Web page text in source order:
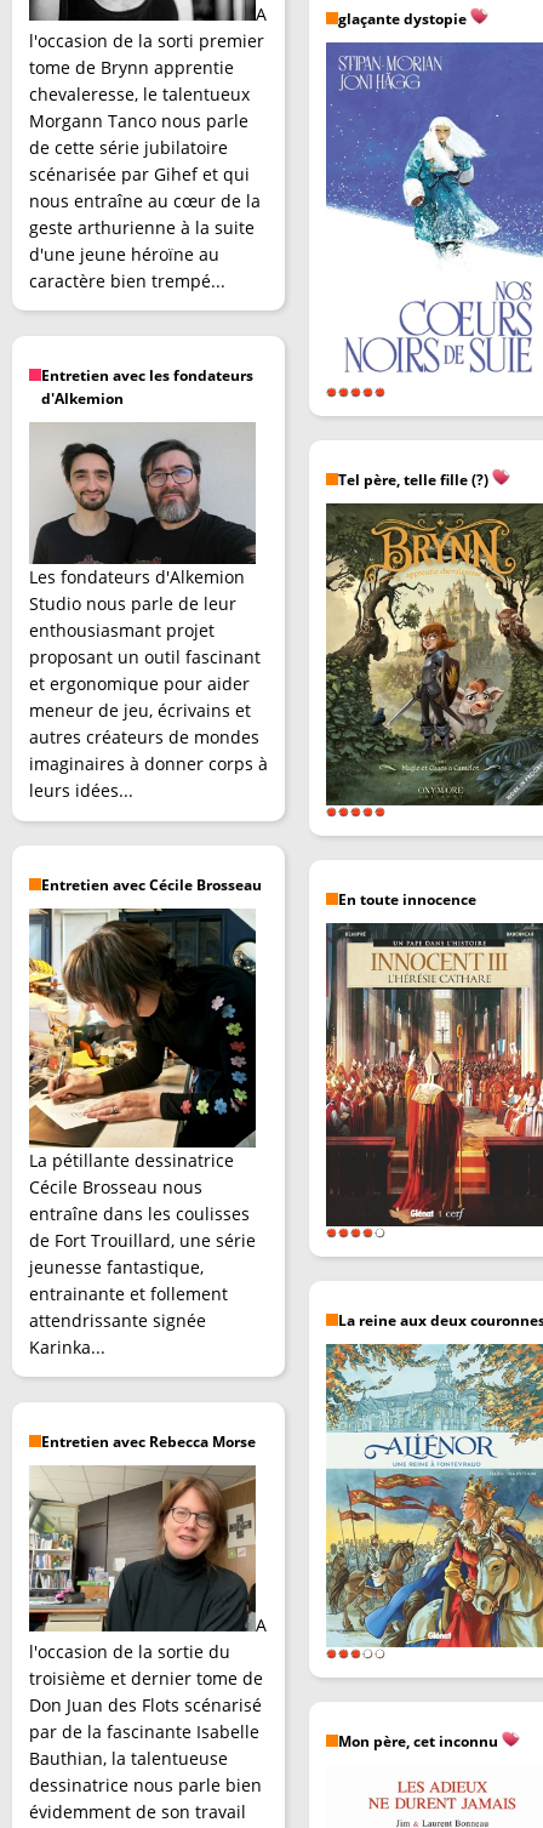
A
l'occasion de la sorti premier
tome de Brynn apprentie
chevaleresse, le talentueux
Morgann Tanco nous parle
de cette série jubilatoire
scénarisée par Gihef et qui
nous entraîne au cœur de la
geste arthurienne à la suite
d'une jeune héroïne au
caractère bien trempé...
Entretien avec les fondateurs
d'Alkemion
Les fondateurs d'Alkemion
Studio nous parle de leur
enthousiasmant projet
proposant un outil fascinant
et ergonomique pour aider
meneur de jeu, écrivains et
autres créateurs de mondes
imaginaires à donner corps à
leurs idées...
Entretien avec Cécile Brosseau
La pétillante dessinatrice
Cécile Brosseau nous
entraîne dans les coulisses
de Fort Trouillard, une série
jeunesse fantastique,
entrainante et follement
attendrissante signée
Karinka...
Entretien avec Rebecca Morse
A
l'occasion de la sortie du
troisième et dernier tome de
Don Juan des Flots scénarisé
par de la fascinante Isabelle
Bauthian, la talentueuse
dessinatrice nous parle bien
évidemment de son travail
glaçante dystopie
Tel père, telle fille (?)
En toute innocence
La reine aux deux
Mon père, cet inconnu